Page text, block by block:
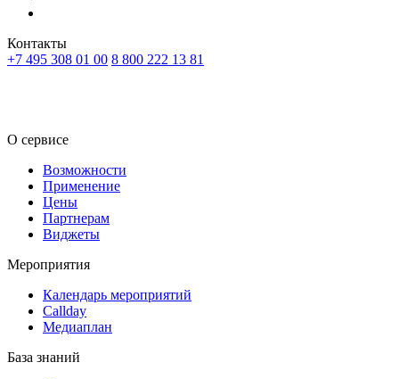
Контакты
+7 495 308 01 00 8 800 222 13 81
О сервисе
Возможности
Применение
Цены
Партнерам
Виджеты
Мероприятия
Календарь мероприятий
Callday
Медиаплан
База знаний